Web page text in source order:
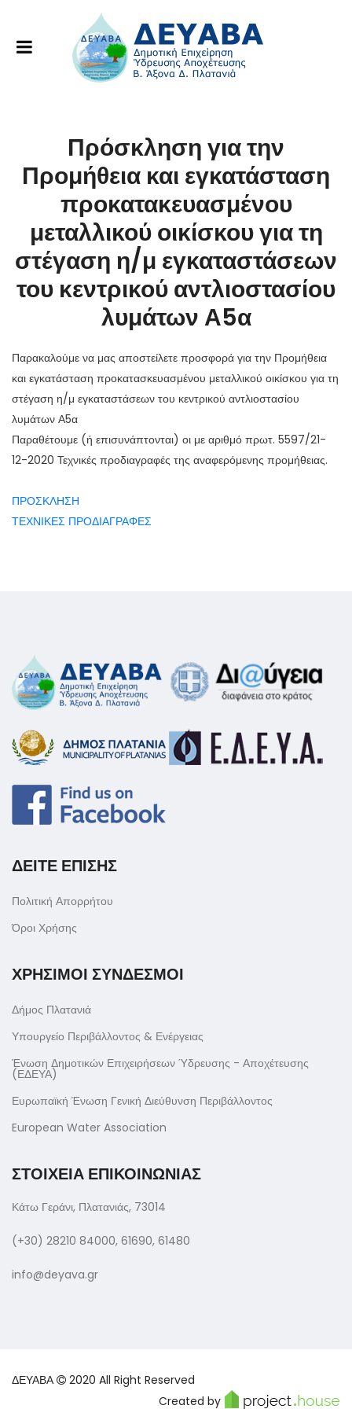
Πρόσκληση για την
Προμήθεια και εγκατάσταση
προκατακευασμένου
μεταλλικού οικίσκου για τη
στέγαση η/μ εγκαταστάσεων
του κεντρικού αντλιοστασίου
λυμάτων Α5α
Παρακαλούμε να μας αποστείλετε προσφορά για την Προμήθεια
και εγκατάσταση προκατασκευασμένου μεταλλικού οικίσκου για τη
στέγαση η/μ εγκαταστάσεων του κεντρικού αντλιοστασίου
λυμάτων Α5α
Παραθέτουμε (ή επισυνάπτονται) οι με αριθμό πρωτ. 5597/21-
12-2020 Τεχνικές προδιαγραφές της αναφερόμενης προμήθειας.
ΠΡΟΣΚΛΗΣΗ
ΤΕΧΝΙΚΕΣ ΠΡΟΔΙΑΓΡΑΦΕΣ
ΔΕΙΤΕ ΕΠΙΣΗΣ
Πολιτική Απορρήτου
Όροι Χρήσης
ΧΡΗΣΙΜΟΙ ΣΥΝΔΕΣΜΟΙ
Δήμος Πλατανιά
Υπουργείο Περιβάλλοντος & Ενέργειας
Ένωση Δημοτικών Επιχειρήσεων Ύδρευσης - Αποχέτευσης
(ΕΔΕΥΑ)
Ευρωπαϊκή Ένωση Γενική Διεύθυνση Περιβάλλοντος
European Water Association
ΣΤΟΙΧΕΙΑ ΕΠΙΚΟΙΝΩΝΙΑΣ
Κάτω Γεράνι, Πλατανιάς, 73014
(+30) 28210 84000, 61690, 61480
info@deyava.gr
ΔΕΥΑΒΑ
2020 All Right Reserved
Created by